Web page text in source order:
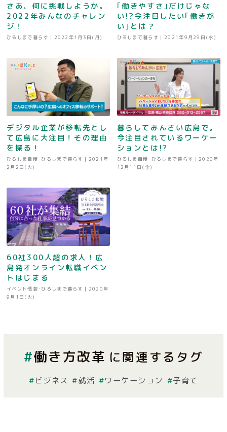
さあ、何に挑戦しようか。
2022年みんなのチャレン
ジ！
ひろしまで暮らす | 2022年1月3日(月)
｢働きやすさ｣だけじゃな
い!?今注目したい｢働きが
い｣とは？
ひろしまで暮らす | 2021年9月29日(水)
デジタル企業が移転先とし
て広島に大注目！その理由
を探る！
ひろしま自慢･ひろしまで暮らす | 2021年
2月2日(火)
暮らしてみんさい広島で。
今注目されているワーケー
ションとは!?
ひろしま自慢･ひろしまで暮らす | 2020年
12月11日(金)
60社300人超の求人！広
島発オンライン転職イベン
トはじまる
イベント情報･ひろしまで暮らす | 2020年
9月1日(火)
働き方改革 に関連するタグ
ビジネス 就活 ワーケーション 子育て